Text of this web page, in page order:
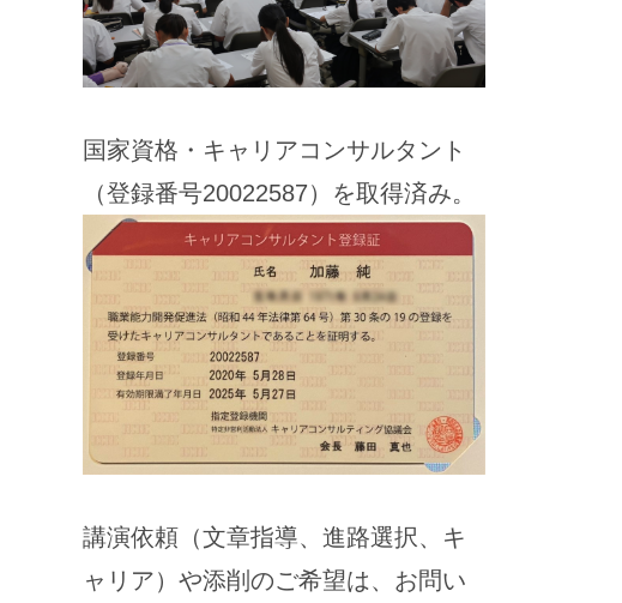
国家資格・キャリアコンサルタント
（登録番号20022587）を取得済み。
講演依頼（文章指導、進路選択、キ
ャリア）や添削のご希望は、お問い